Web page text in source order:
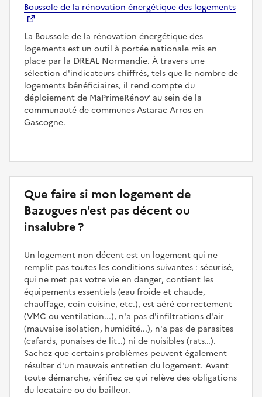
Boussole de la rénovation énergétique des logements
La Boussole de la rénovation énergétique des
logements est un outil à portée nationale mis en
place par la DREAL Normandie. À travers une
sélection d'indicateurs chiffrés, tels que le nombre de
logements bénéficiaires, il rend compte du
déploiement de MaPrimeRénov’ au sein de la
communauté de communes Astarac Arros en
Gascogne.
Que faire si mon logement de
Bazugues n'est pas décent ou
insalubre ?
Un logement non décent est un logement qui ne
remplit pas toutes les conditions suivantes : sécurisé,
qui ne met pas votre vie en danger, contient les
équipements essentiels (eau froide et chaude,
chauffage, coin cuisine, etc.), est aéré correctement
(VMC ou ventilation...), n'a pas d'infiltrations d'air
(mauvaise isolation, humidité...), n'a pas de parasites
(cafards, punaises de lit…) ni de nuisibles (rats…).
Sachez que certains problèmes peuvent également
résulter d'un mauvais entretien du logement. Avant
toute démarche, vérifiez ce qui relève des obligations
du locataire ou du bailleur.